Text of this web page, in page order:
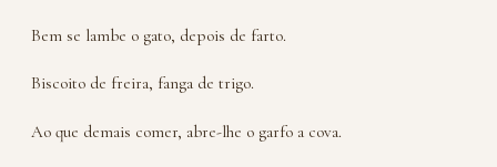
Bem se lambe o gato, depois de farto.
Biscoito de freira, fanga de trigo.
Ao que demais comer, abre-lhe o garfo a cova.